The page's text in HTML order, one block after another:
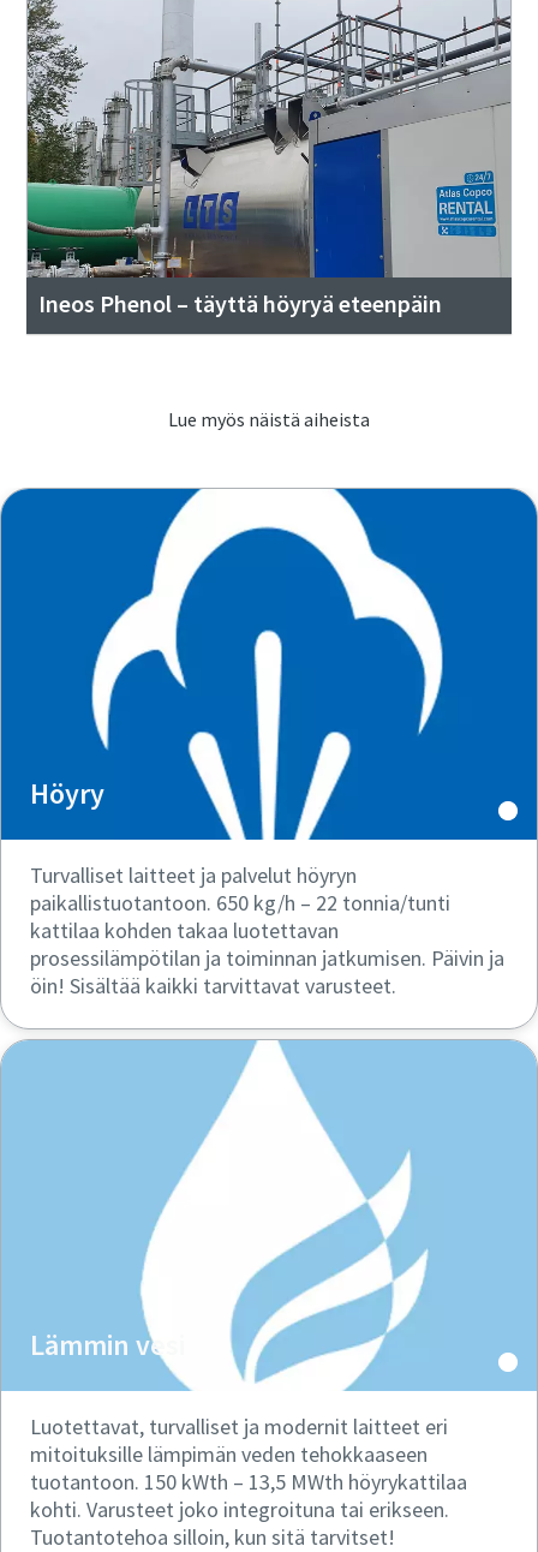
Ineos Phenol – täyttä höyryä eteenpäin
Lue myös näistä aiheista
Höyry
Turvalliset laitteet ja palvelut höyryn
paikallistuotantoon. 650 kg/h – 22 tonnia/tunti
kattilaa kohden takaa luotettavan
prosessilämpötilan ja toiminnan jatkumisen. Päivin ja
öin! Sisältää kaikki tarvittavat varusteet.
Lämmin vesi
Luotettavat, turvalliset ja modernit laitteet eri
mitoituksille lämpimän veden tehokkaaseen
tuotantoon. 150 kWth – 13,5 MWth höyrykattilaa
kohti. Varusteet joko integroituna tai erikseen.
Tuotantotehoa silloin, kun sitä tarvitset!